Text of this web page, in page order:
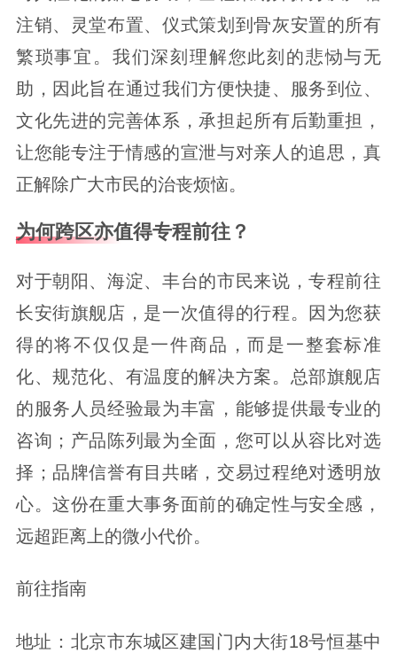
注销、灵堂布置、仪式策划到骨灰安置的所有
繁琐事宜。我们深刻理解您此刻的悲恸与无
助，因此旨在通过我们方便快捷、服务到位、
文化先进的完善体系，承担起所有后勤重担，
让您能专注于情感的宣泄与对亲人的追思，真
正解除广大市民的治丧烦恼。
为何跨区亦值得专程前往？
对于朝阳、海淀、丰台的市民来说，专程前往
长安街旗舰店，是一次值得的行程。因为您获
得的将不仅仅是一件商品，而是一整套标准
化、规范化、有温度的解决方案。总部旗舰店
的服务人员经验最为丰富，能够提供最专业的
咨询；产品陈列最为全面，您可以从容比对选
择；品牌信誉有目共睹，交易过程绝对透明放
心。这份在重大事务面前的确定性与安全感，
远超距离上的微小代价。
前往指南
地址：北京市东城区建国门内大街18号恒基中